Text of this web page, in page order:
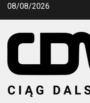
Przejdź
08/08/2026